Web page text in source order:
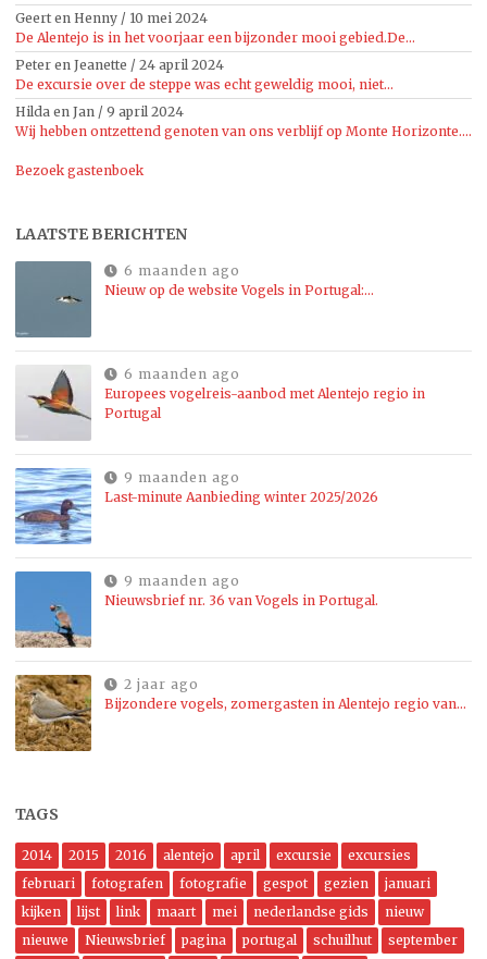
Geert en Henny / 10 mei 2024
De Alentejo is in het voorjaar een bijzonder mooi gebied.De...
Peter en Jeanette / 24 april 2024
De excursie over de steppe was echt geweldig mooi, niet...
Hilda en Jan / 9 april 2024
Wij hebben ontzettend genoten van ons verblijf op Monte Horizonte....
Bezoek gastenboek
LAATSTE BERICHTEN
6 maanden ago
Nieuw op de website Vogels in Portugal:…
6 maanden ago
Europees vogelreis-aanbod met Alentejo regio in
Portugal
9 maanden ago
Last-minute Aanbieding winter 2025/2026
9 maanden ago
Nieuwsbrief nr. 36 van Vogels in Portugal.
2 jaar ago
Bijzondere vogels, zomergasten in Alentejo regio van…
TAGS
2014 2015 2016 alentejo april excursie
excursies
februari
fotografen fotografie gespot gezien
januari
kijken
lijst link maart mei nederlandse gids
nieuw
nieuwe
Nieuwsbrief pagina portugal schuilhut
september